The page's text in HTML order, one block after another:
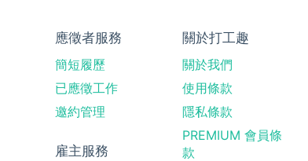
應徵者服務
簡短履歷
已應徵工作
邀約管理
雇主服務
關於打工趣
關於我們
使用條款
隱私條款
PREMIUM 會員條
款